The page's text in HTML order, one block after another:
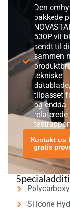
Den
pakkede
530P vil
sendt til
sammen
tekniske
datablade,
tilpasset
og endda
relaterede
Kontakt os
gratis
Silicone